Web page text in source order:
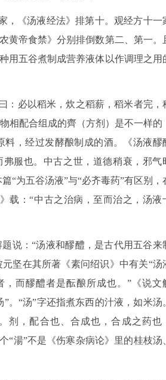
，《汤液经法》排第十。观经方十一
黄帝食禁》分别排倒数第二、第一。
用五谷煮制成营养液体以作调理之用
：必以稻米，炊之稻薪，稻米者完，
相配合组成的齊（方剂）是不一样的
，经过发酵酿制成的酒。《汤液醪
服也。中古之世，道德稍衰，邪气
“为五谷汤液”与“必齐毒药”有区别，
载：“中古之治病，至而治之，汤液
说：“汤液和醪醴，是古代用五谷来
坚在其所著《素问绍识》中有关“汤
而醪醴者是酝酿所成也。”《说文
“汤”字还指煮东西的汁液，如米汤
剂，配合也、合成也，合成之药也
湯”不是《伤寒杂病论》里的桂枝汤